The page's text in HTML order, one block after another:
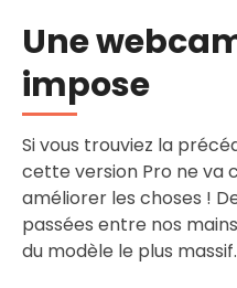
Une
impose
Si vous trouviez la
cette version Pro ne va
améliorer les choses !
passées entre nos
du modèle le plus massif.